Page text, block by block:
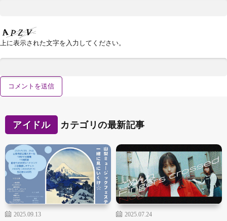
上に表示された文字を入力してください。
アイドル カテゴリの最新記事
2025.09.13 2025.07.24